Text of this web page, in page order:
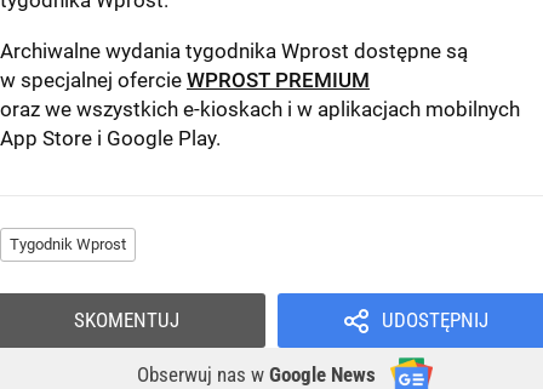
Archiwalne wydania tygodnika Wprost dostępne są
w specjalnej ofercie WPROST PREMIUM
oraz we wszystkich e-kioskach i w aplikacjach mobilnych
App Store i Google Play.
Tygodnik Wprost
UDOSTĘPNIJ
Obserwuj nas w Google News
SKOMENTUJ